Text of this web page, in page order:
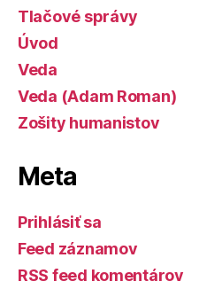
Tlačové správy
Úvod
Veda
Veda (Adam Roman)
Zošity humanistov
Meta
Prihlásiť sa
Feed záznamov
RSS feed komentárov